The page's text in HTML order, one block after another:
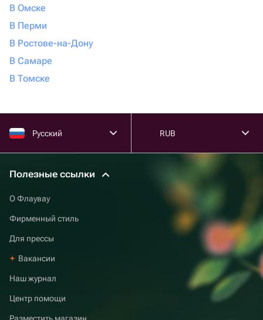
В Омске
В Перми
В Ростове-на-Дону
В Самаре
В Томске
Русский RUB
Полезные ссылки
О Флаувау
Фирменный стиль
Для прессы
Вакансии
Наш журнал
Центр помощи